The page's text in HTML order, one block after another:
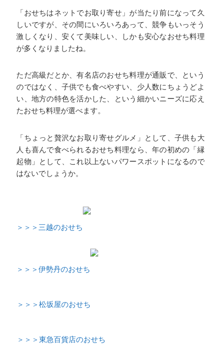
「おせちはネットでお取り寄せ」が当たり前になって久
しいですが、その間にいろいろあって、競争もいっそう
激しくなり、安くて美味しい、しかも安心なおせち料理
が多くなりましたね。
ただ高級だとか、有名店のおせち料理が通販で、という
のではなく、子供でも食べやすい、少人数にちょうどよ
い、地方の特色を活かした、という細かいニーズに応え
たおせち料理が選べます。
「ちょっと贅沢なお取り寄せグルメ」として、子供も大
人も喜んで食べられるおせち料理なら、年の初めの「縁
起物」として、これ以上ないパワースポットになるので
はないでしょうか。
＞＞＞三越のおせち
＞＞＞伊勢丹のおせち
＞＞＞松坂屋のおせち
＞＞＞東急百貨店のおせち